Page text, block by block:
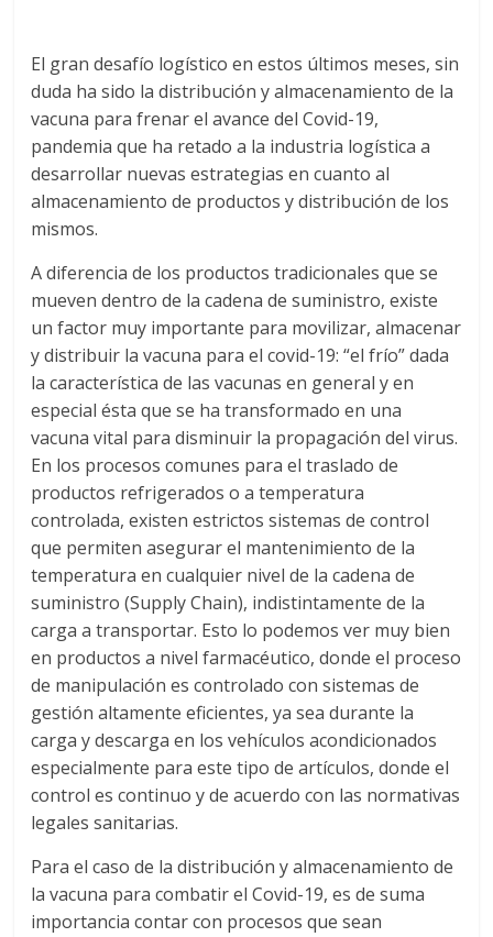
q
u
n
a
–
T
r
a
n
s
p
o
r
t
El gran desafío logístico en estos últimos meses, sin
duda ha sido la distribución y almacenamiento de la
vacuna para frenar el avance del Covid-19,
pandemia que ha retado a la industria logística a
desarrollar nuevas estrategias en cuanto al
almacenamiento de productos y distribución de los
mismos.
A diferencia de los productos tradicionales que se
mueven dentro de la cadena de suministro, existe
un factor muy importante para movilizar, almacenar
y distribuir la vacuna para el covid-19: “el frío” dada
la característica de las vacunas en general y en
especial ésta que se ha transformado en una
vacuna vital para disminuir la propagación del virus.
En los procesos comunes para el traslado de
productos refrigerados o a temperatura
controlada, existen estrictos sistemas de control
que permiten asegurar el mantenimiento de la
temperatura en cualquier nivel de la cadena de
suministro (Supply Chain), indistintamente de la
carga a transportar. Esto lo podemos ver muy bien
en productos a nivel farmacéutico, donde el proceso
de manipulación es controlado con sistemas de
gestión altamente eficientes, ya sea durante la
carga y descarga en los vehículos acondicionados
especialmente para este tipo de artículos, donde el
control es continuo y de acuerdo con las normativas
legales sanitarias.
Para el caso de la distribución y almacenamiento de
la vacuna para combatir el Covid-19, es de suma
importancia contar con procesos que sean